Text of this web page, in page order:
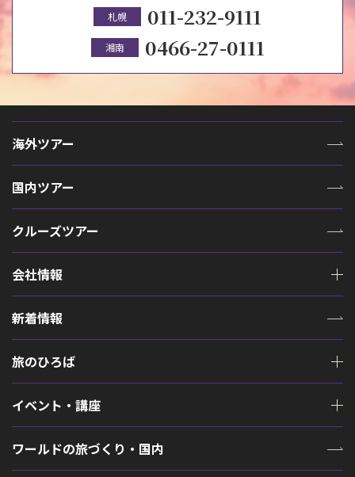
札幌 011-232-9111
湘南 0466-27-0111
海外ツアー
国内ツアー
クルーズツアー
会社情報
新着情報
旅のひろば
イベント・講座
ワールドの旅づくり・国内